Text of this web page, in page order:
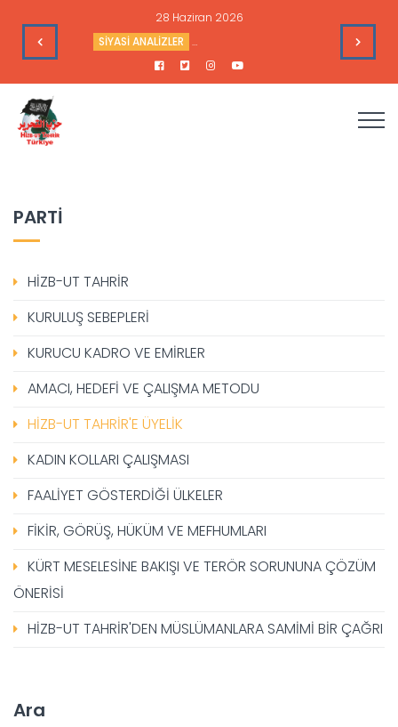
16 Haziran 2026
Hedefleri
HAFTALIK GÜNDEM DEĞERLENDİRME
PARTİ
HİZB-UT TAHRİR
KURULUŞ SEBEPLERİ
KURUCU KADRO VE EMİRLER
AMACI, HEDEFİ VE ÇALIŞMA METODU
HİZB-UT TAHRİR'E ÜYELİK
KADIN KOLLARI ÇALIŞMASI
FAALİYET GÖSTERDİĞİ ÜLKELER
FİKİR, GÖRÜŞ, HÜKÜM VE MEFHUMLARI
KÜRT MESELESİNE BAKIŞI VE TERÖR SORUNUNA ÇÖZÜM
ÖNERİSİ
HİZB-UT TAHRİR'DEN MÜSLÜMANLARA SAMİMİ BİR ÇAĞRI
Ara